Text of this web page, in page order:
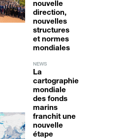
nouvelle
direction,
nouvelles
structures
et normes
mondiales
NEWS
La
cartographie
mondiale
des fonds
marins
franchit une
nouvelle
étape